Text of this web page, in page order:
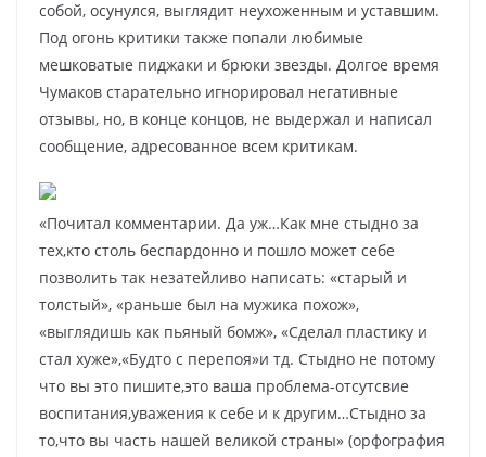
собой, осунулся, выглядит неухоженным и уставшим.
Под огонь критики также попали любимые
мешковатые пиджаки и брюки звезды. Долгое время
Чумаков старательно игнорировал негативные
отзывы, но, в конце концов, не выдержал и написал
сообщение, адресованное всем критикам.
«Почитал комментарии. Да уж…Как мне стыдно за
тех,кто столь беспардонно и пошло может себе
позволить так незатейливо написать: «старый и
толстый», «раньше был на мужика похож»,
«выглядишь как пьяный бомж», «Сделал пластику и
стал хуже»,«Будто с перепоя»и тд. Стыдно не потому
что вы это пишите,это ваша проблема-отсутсвие
воспитания,уважения к себе и к другим…Стыдно за
то,что вы часть нашей великой страны» (орфография